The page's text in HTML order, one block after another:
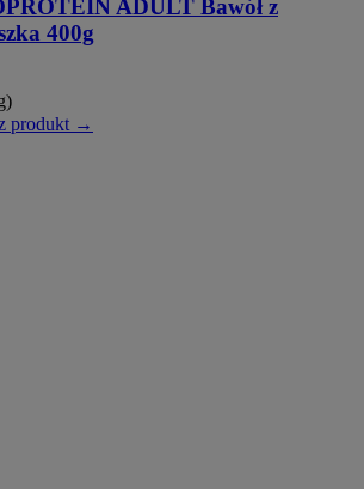
ADULT Bawół z
400g
produkt →